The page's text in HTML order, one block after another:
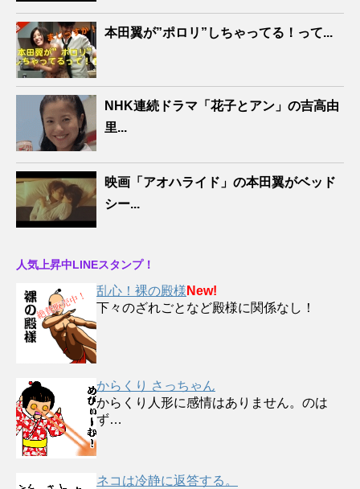
本田翼が”ポロリ”しちゃってる！って...
NHK連続ドラマ「花子とアン」の吉高由
里...
映画「アオハライド」の本田翼がベッド
シー...
人気上昇中LINEスタンプ！
乱心！裸の殿様 New!
下々のざれごとなど殿様に関係なし！
からくり さっちゃん
からくり人形に感情はありません。のは
ず…
ネコは冷静に返答する。